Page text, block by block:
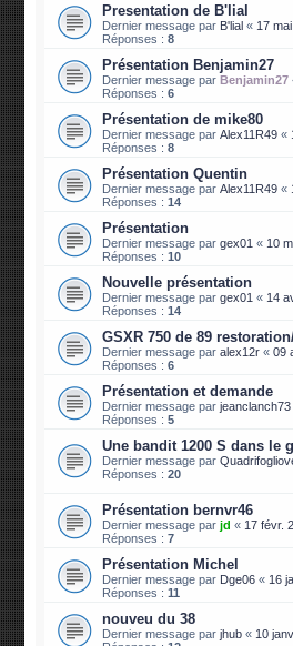
Presentation de B'lial
Dernier message par B'lial « 17
Réponses :8
Présentation Benjamin27
Dernier message parBenjamin27
Réponses :6
Présentation de mike80
Dernier message parAlex11R49 «
Réponses :8
Présentation Quentin
Dernier message parAlex11R49 «
Réponses :14
Présentation
Dernier message pargex01 « 10
Réponses :10
Nouvelle présentation
Dernier message pargex01 « 14
Réponses :14
GSXR 750 de 89
Dernier message paralex12r «09
Réponses :6
Présentation et demande
Dernier message parjeanclanch73
Réponses :5
Une bandit 1200 S dans le
Dernier message par
Réponses :20
Présentation bernvr46
Dernier message parjd « 17 févr.
Réponses :7
Présentation Michel
Dernier message par Dge06 « 16
Réponses :11
nouveu du 38
Dernier message parjhub « 10